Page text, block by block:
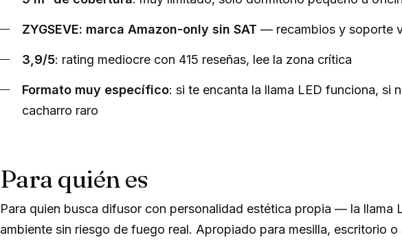
ZYGSEVE: marca Amazon-only sin SAT — recambios y soporte
3,9/5: rating mediocre con 415 reseñas, lee la zona crítica
Formato muy específico: si te encanta la llama LED funciona, si
cacharro raro
Para quién es
Para quien busca difusor con personalidad estética propia — la llama
ambiente sin riesgo de fuego real. Apropiado para mesilla, escritorio o